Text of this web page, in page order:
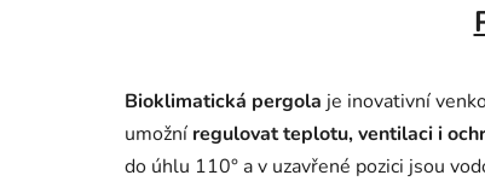
Bioklimatická pergola je inovativní
umožní regulovat teplotu, ventilaci i
do úhlu 110° a v uzavřené pozici jsou